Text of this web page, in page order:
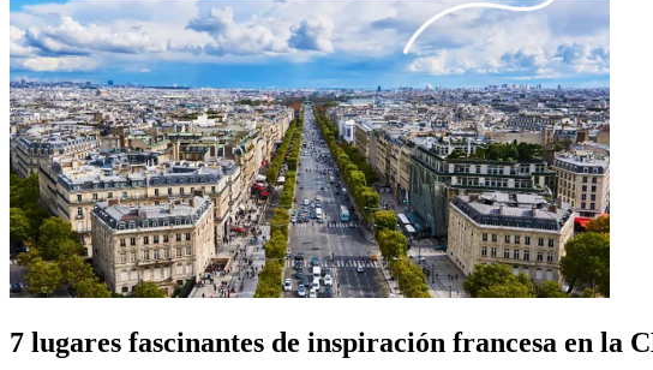
7 lugares fascinantes de inspiración francesa en la